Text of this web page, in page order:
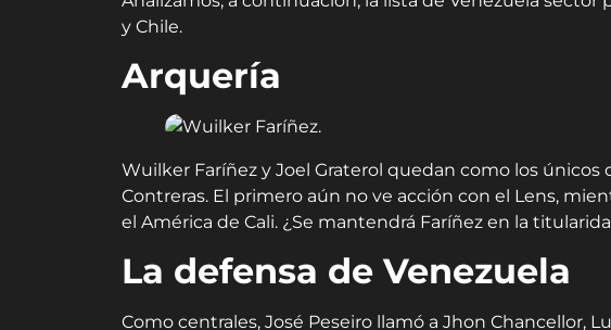
y Chile.
Arquería
Wuilker Faríñez y Joel Graterol quedan como los únicos
Contreras. El primero aún no ve acción con el Lens,
el América de Cali. ¿Se mantendrá Faríñez en la
La defensa de Venezuela
Como centrales, José Peseiro llamó a Jhon Chancellor,